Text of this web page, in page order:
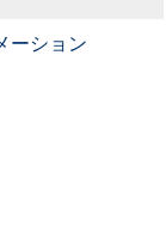
ーション